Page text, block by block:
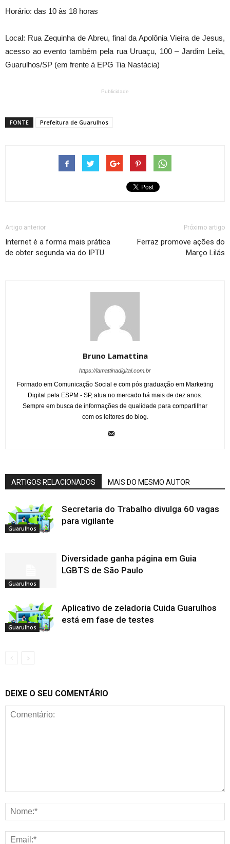
Horário: das 10 às 18 horas
Local: Rua Zequinha de Abreu, final da Apolônia Vieira de Jesus,
acesso ao evento também pela rua Uruaçu, 100 – Jardim Leila,
Guarulhos/SP (em frente à EPG Tia Nastácia)
Publicidade
FONTE Prefeitura de Guarulhos
Artigo anterior
Internet é a forma mais prática
de obter segunda via do IPTU
Próximo artigo
Ferraz promove ações do
Março Lilás
Bruno Lamattina
https://lamattinadigital.com.br
Formado em Comunicação Social e com pós graduação em Marketing
Digital pela ESPM - SP, atua no mercado há mais de dez anos.
Sempre em busca de informações de qualidade para compartilhar
com os leitores do blog.
ARTIGOS RELACIONADOS MAIS DO MESMO AUTOR
Guarulhos
Secretaria do Trabalho divulga 60 vagas
para vigilante
Guarulhos
Diversidade ganha página em Guia
LGBTS de São Paulo
Guarulhos
Aplicativo de zeladoria Cuida Guarulhos
está em fase de testes
DEIXE O SEU COMENTÁRIO